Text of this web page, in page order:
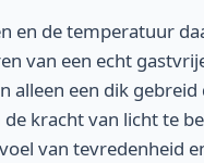
en de temperatuur
van een echt
alleen een dik
kracht van licht te
van tevredenheid